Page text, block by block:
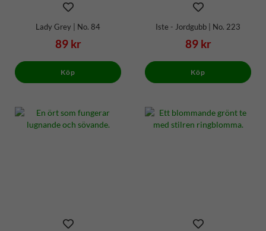
Lady Grey | No. 84
89 kr
Köp
Iste - Jordgubb | No. 223
89 kr
Köp